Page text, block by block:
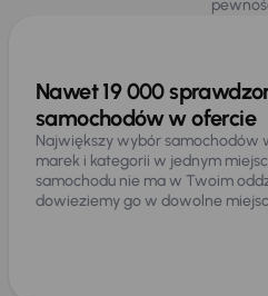
Ogólne
Gniazdo USB-C
Hf
Infotainment
Nawet 19 000
samochodów w ofercie
Największy wybór samochodów
marek i kategorii w jednym
samochodu nie ma w Twoim
dowieziemy go w dowolne